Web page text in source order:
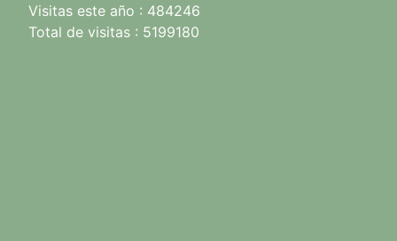
Visitas este año : 484246
Total de visitas : 5199180